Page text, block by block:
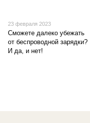
23 февраля 2023
Сможете далеко убежать
от беспроводной зарядки?
И да, и нет!